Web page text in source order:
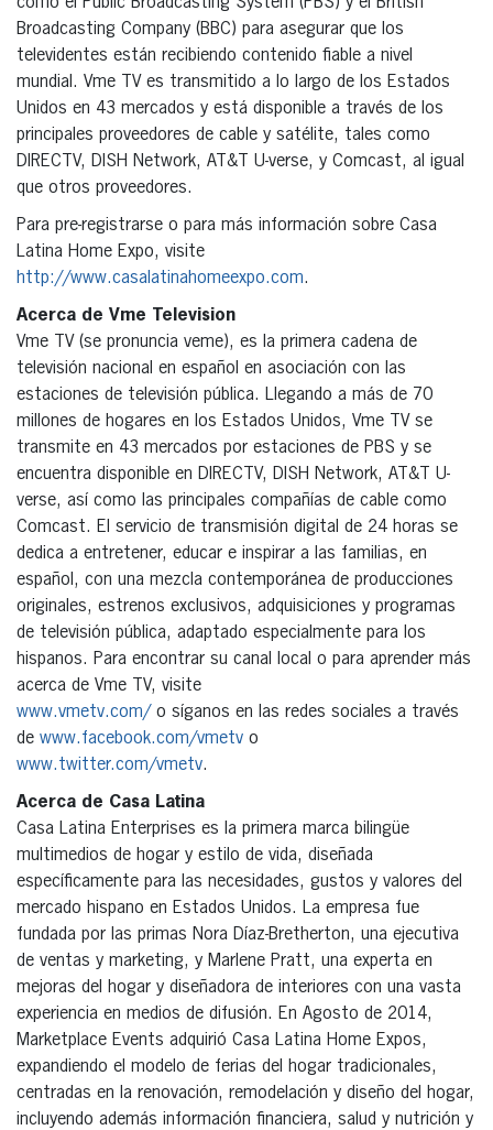
Broadcasting Company (BBC) para asegurar que los
televidentes están recibiendo contenido fiable a nivel
mundial. Vme TV es transmitido a lo largo de los Estados
Unidos en 43 mercados y está disponible a través de los
principales proveedores de cable y satélite, tales como
DIRECTV, DISH Network, AT&T U-verse, y Comcast, al igual
que otros proveedores.
Para pre-registrarse o para más información sobre Casa
Latina Home Expo, visite
http://www.casalatinahomeexpo.com.
Acerca de Vme Television
Vme TV (se pronuncia veme), es la primera cadena de
televisión nacional en español en asociación con las
estaciones de televisión pública. Llegando a más de 70
millones de hogares en los Estados Unidos, Vme TV se
transmite en 43 mercados por estaciones de PBS y se
encuentra disponible en DIRECTV, DISH Network, AT&T U-
verse, así como las principales compañías de cable como
Comcast. El servicio de transmisión digital de 24 horas se
dedica a entretener, educar e inspirar a las familias, en
español, con una mezcla contemporánea de producciones
originales, estrenos exclusivos, adquisiciones y programas
de televisión pública, adaptado especialmente para los
hispanos. Para encontrar su canal local o para aprender más
acerca de Vme TV, visite
www.vmetv.com/ o síganos en las redes sociales a través
de www.facebook.com/vmetv o
www.twitter.com/vmetv.
Acerca de Casa Latina
Casa Latina Enterprises es la primera marca bilingüe
multimedios de hogar y estilo de vida, diseñada
específicamente para las necesidades, gustos y valores del
mercado hispano en Estados Unidos. La empresa fue
fundada por las primas Nora Díaz-Bretherton, una ejecutiva
de ventas y marketing, y Marlene Pratt, una experta en
mejoras del hogar y diseñadora de interiores con una vasta
experiencia en medios de difusión. En Agosto de 2014,
Marketplace Events adquirió Casa Latina Home Expos,
expandiendo el modelo de ferias del hogar tradicionales,
centradas en la renovación, remodelación y diseño del hogar,
incluyendo además información financiera, salud y nutrición y